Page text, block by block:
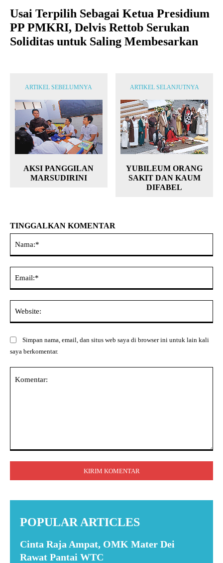
Usai Terpilih Sebagai Ketua Presidium
PP PMKRI, Delvis Rettob Serukan
Soliditas untuk Saling Membesarkan
ARTIKEL SEBELUMNYA
AKSI PANGGILAN
MARSUDIRINI
ARTIKEL SELANJUTNYA
YUBILEUM ORANG
SAKIT DAN KAUM
DIFABEL
TINGGALKAN KOMENTAR
Simpan nama, email, dan situs web saya di browser ini untuk lain kali
saya berkomentar.
POPULAR ARTICLES
Cinta Raja Ampat, OMK Mater Dei
Rawat Pantai WTC